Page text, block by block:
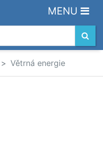
MENU
Větrná energie